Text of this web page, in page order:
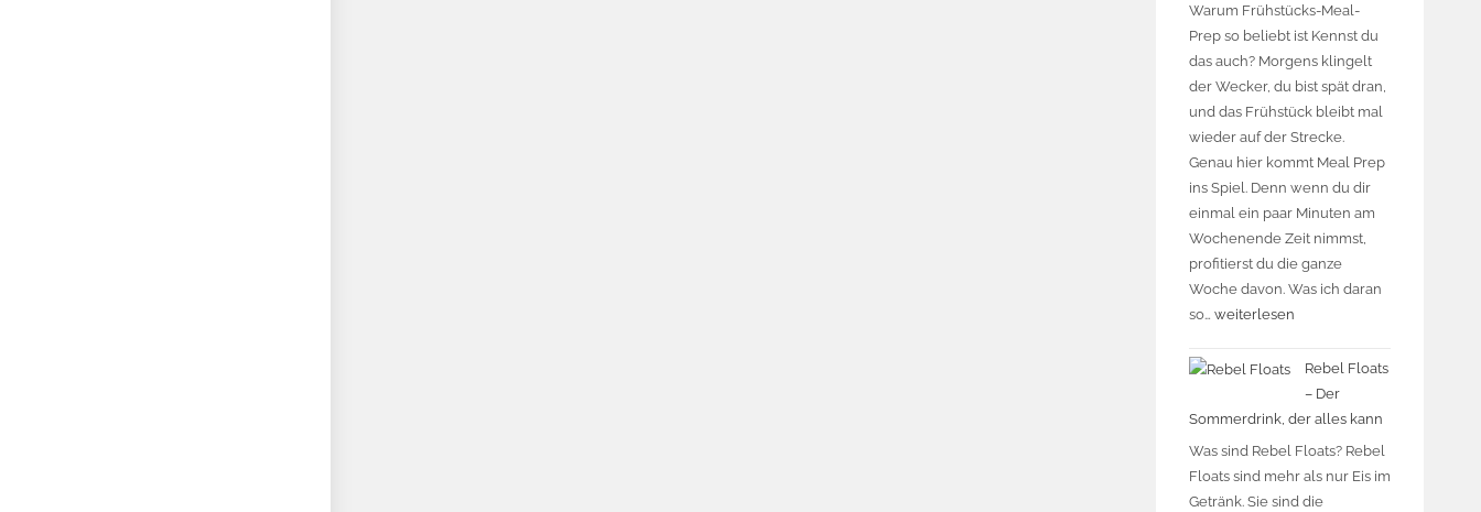
Warum Frühstücks-Meal-
Prep so beliebt ist Kennst du
das auch? Morgens klingelt
der Wecker, du bist spät dran,
und das Frühstück bleibt mal
wieder auf der Strecke.
Genau hier kommt Meal Prep
ins Spiel. Denn wenn du dir
einmal ein paar Minuten am
Wochenende Zeit nimmst,
profitierst du die ganze
Woche davon. Was ich daran
so… weiterlesen
Rebel Floats
– Der
Sommerdrink, der alles kann
Was sind Rebel Floats? Rebel
Floats sind mehr als nur Eis im
Getränk. Sie sind die